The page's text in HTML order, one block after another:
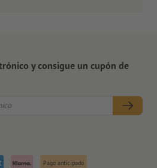
y consigue un cupón de
Pago anticipado